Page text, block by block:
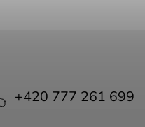
+420 777 261 699